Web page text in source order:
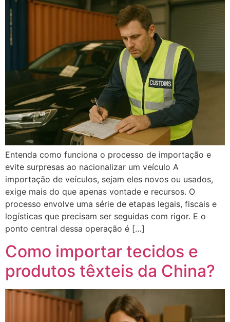
Entenda como funciona o processo de importação e
evite surpresas ao nacionalizar um veículo A
importação de veículos, sejam eles novos ou usados,
exige mais do que apenas vontade e recursos. O
processo envolve uma série de etapas legais, fiscais e
logísticas que precisam ser seguidas com rigor. E o
ponto central dessa operação é […]
Como importar tecidos e
produtos têxteis da China?